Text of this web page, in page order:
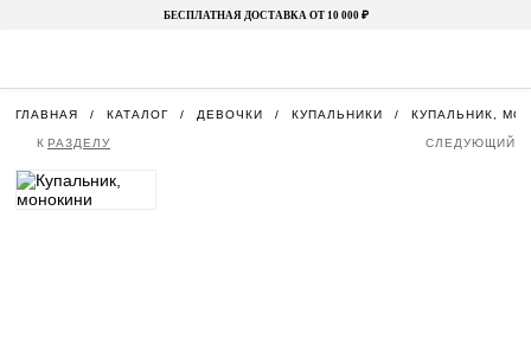
БЕСПЛАТНАЯ ДОСТАВКА ОТ 10 000 ₽
ГЛАВНАЯ КАТАЛОГ ДЕВОЧКИ КУПАЛЬНИКИ КУПАЛЬНИК,
К РАЗДЕЛУ СЛЕДУЮЩИЙ